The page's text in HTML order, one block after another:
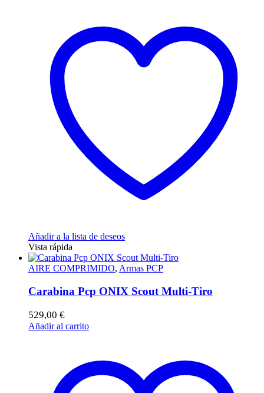
Añadir a la lista de deseos
Vista rápida
AIRE COMPRIMIDO, Armas PCP
Carabina Pcp ONIX Scout Multi-Tiro
529,00 €
Añadir al carrito